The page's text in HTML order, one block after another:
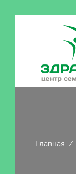
Главная /